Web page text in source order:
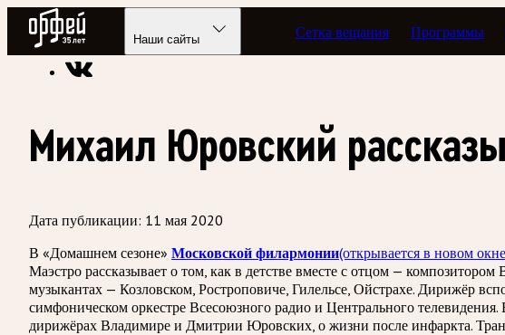
Радио Орфей
Наши сайты Сетка вещания Программы
Радио классической музыки «Орфей» «Телевизор» классики
Михаил Юровский
Дата публикации: 11 мая 2020
В «Домашнем сезоне» Московской филармонии(открывается в новом
Маэстро рассказывает о том, как в детстве вместе с отцом —
музыкантах — Козловском, Ростроповиче, Гилельсе, Ойстрахе. Дирижёр
симфоническом оркестре Всесоюзного радио и Центрального
дирижёрах Владимире и Дмитрии Юровских, о жизни после инфаркта.